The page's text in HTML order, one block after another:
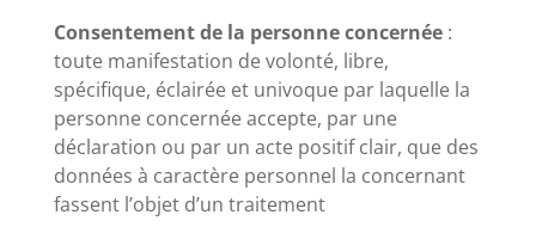
Consentement de la personne concernée:
toute manifestation de volonté, libre,
spécifique, éclairée et univoque par laquelle la
personne concernée accepte, par une
déclaration ou par un acte positif clair, que des
données à caractère personnel la concernant
fassent l’objet d’un traitement